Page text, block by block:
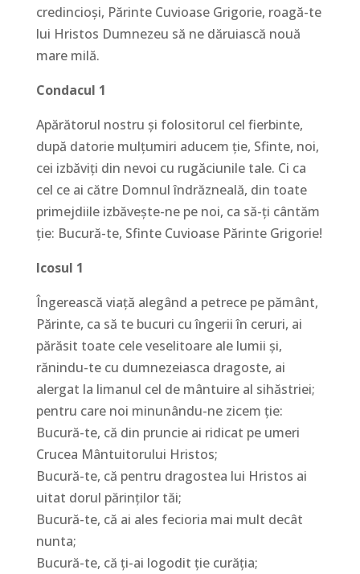
credincioşi, Părinte Cuvioase Grigorie, roagă-te
lui Hristos Dumnezeu să ne dăruiască nouă
mare milă.
Condacul 1
Apărătorul nostru şi folositorul cel fierbinte,
după datorie mulţumiri aducem ţie, Sfinte, noi,
cei izbăviţi din nevoi cu rugăciunile tale. Ci ca
cel ce ai către Domnul îndrăzneală, din toate
primejdiile izbăveşte-ne pe noi, ca să-ţi cântăm
ţie: Bucură-te, Sfinte Cuvioase Părinte Grigorie!
Icosul 1
Îngerească viaţă alegând a petrece pe pământ,
Părinte, ca să te bucuri cu îngerii în ceruri, ai
părăsit toate cele veselitoare ale lumii şi,
rănindu-te cu dumnezeiasca dragoste, ai
alergat la limanul cel de mântuire al sihăstriei;
pentru care noi minunându-ne zicem ţie:
Bucură-te, că din pruncie ai ridicat pe umeri
Crucea Mântuitorului Hristos;
Bucură-te, că pentru dragostea lui Hristos ai
uitat dorul părinţilor tăi;
Bucură-te, că ai ales fecioria mai mult decât
nunta;
Bucură-te, că ţi-ai logodit ţie curăţia;